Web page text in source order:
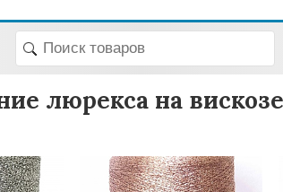
люрекса на